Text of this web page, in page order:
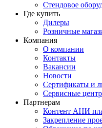
Стендовое
Где купить
Дилеры
Розничные
Компания
О компании
Контакты
Вакансии
Новости
Сертификаты и
Сервисные
Партнерам
Контент АНИ
Закрепление